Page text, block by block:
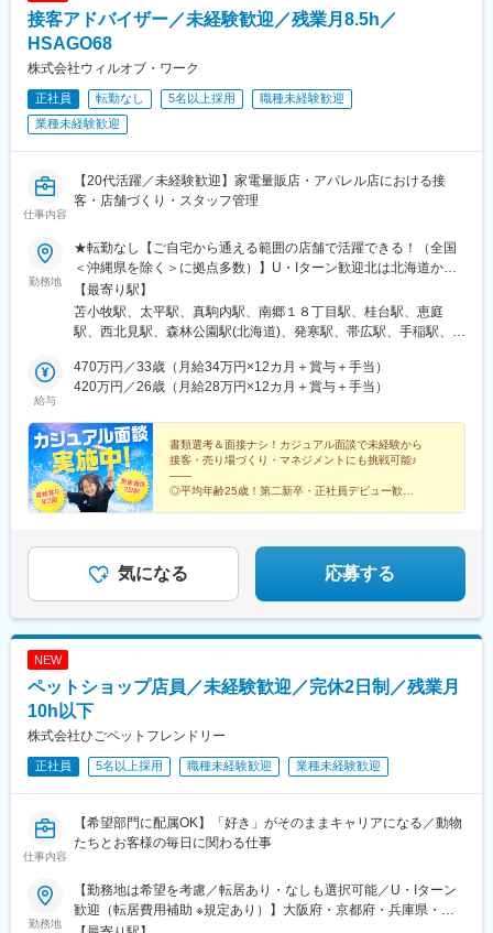
接客アドバイザー／未経験歓迎／残業月8.5h／
HSAGO68
株式会社ウィルオブ・ワーク
正社員 転勤なし 5名以上採用
職種未経験歓迎
業種未経験歓迎
仕事内容
【20代活躍／未経験歓迎】家電量販店・アパレル店における接
客・店舗づくり・スタッフ管理
勤務地
★転勤なし【ご自宅から通える範囲の店舗で活躍できる！（全国
＜沖縄県を除く＞に拠点多数）】U・Iターン歓迎北は北海道から
南は九州まで、全国各地に拠点がありますので、勤務地の希望を
遠慮せずに教えてください♪※4,850社とお取引しているため幅広い
勤務地から選択可能。※全国の家電量販店、百貨店、有名ブランド
に担当店舗への直行直帰です。
【最寄り駅】
苫小牧駅、太平駅、真駒内駅、南郷１８丁目駅、桂台駅、恵庭
駅、西北見駅、森林公園駅(北海道)、発寒駅、帯広駅、手稲駅、岩
駅、水沢駅、柳原駅(岩手県)、青山駅(岩手県)、遠野駅、大曲駅(秋
田県)、泉外旭川駅、羽後本荘駅、大館駅、東酒田駅、寒河江駅、
駅、古川駅、仙台駅、黒松駅(宮城県)、長町駅、六丁の目駅、亘理
駅、郡山富田駅、会津若松駅、新白河駅、原ノ町駅、会津豊川
駅、福島駅(福島県)、須賀川駅、偕楽園駅、赤塚駅、阿字ケ浦駅、
研究学園駅、古河駅、鹿島神宮駅、日立駅、下菅谷駅、竜ケ崎
駅、守谷駅、佐野市駅、小山駅、宇都宮駅東口駅、烏山駅、黒磯
泉駅、獨協大学前駅、狭山市駅、東松山駅、所沢駅、さいたま新
都心駅、北戸田駅、北与野駅、坂戸駅(埼玉県)、本川越駅、越谷レ
京都)、蓮沼駅、京成立石駅、横浜駅、センター南駅、川崎駅、新
横浜駅、新百合ケ丘駅、秦野駅、高津駅(神奈川県)、本厚木駅、茅
ケ崎駅、元町・中華街駅、二俣川駅、新潟駅、大形駅、寺尾駅、
江津駅、新富山口駅、中滑川駅、魚津駅、高岡駅、福野駅(富山
賀駅、サンドーム西駅、神明駅(福井県)、須坂駅、伊那市駅、寺下
駅、長野駅、岡谷駅、平原駅、屋代駅、田中駅、飯山駅、伊那松
駅、菊川駅(静岡県)、御厨駅(静岡県)、富士宮駅、西焼津駅、遠州
小松駅、藤枝駅、稲沢駅、岡崎公園前駅、新豊田駅、春日井駅(中
央本線)、牛久保駅、今池駅(愛知県)、乙川駅、東海通駅、南大高
給与
470万円／33歳（月給34万円×12カ月＋賞与＋手当）
420万円／26歳（月給28万円×12カ月＋賞与＋手当）
書類選考＆面接ナシ！カジュアル面談で未経験から
接客・売り場づくり・マネジメントにも挑戦可能♪
――
◎平均年齢25歳！第二新卒・正社員デビュー歓迎
◎プライム上場グループ
気になる 応募する
NEW
ペットショップ店員／未経験歓迎／完休2日制／残業月
10h以下
株式会社ひごペットフレンドリー
正社員 5名以上採用 職種未経験歓迎 業種未経験歓迎
仕事内容
【希望部門に配属OK】「好き」がそのままキャリアになる／動物
たちとお客様の毎日に関わる仕事
勤務地
【勤務地は希望を考慮／転居あり・なしも選択可能／U・Iターン
歓迎（転居費用補助 ※規定あり）】大阪府・京都府・兵庫県・奈
良県・和歌山県・愛知県・徳島県・高知県・香川県・愛媛県・広